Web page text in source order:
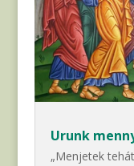
Urunk
„Menjetek